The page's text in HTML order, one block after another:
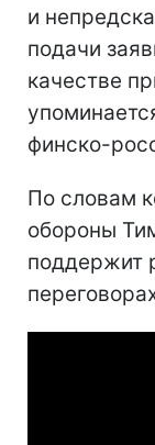
и
подачи
качестве
финско-
По словам
обороны
поддержит